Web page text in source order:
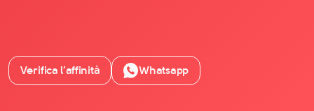
Verifica l’affinità Whatsapp